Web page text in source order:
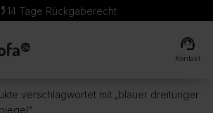
14 Tage Rückgaberecht
support_agent
Kontakt
verschlagwortet mit „blauer dreitüriger